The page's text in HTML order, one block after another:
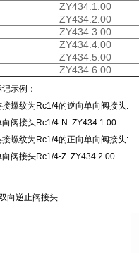
ZY434.1.00
ZY434.2.00
ZY434.3.00
ZY434.4.00
ZY434.5.00
ZY434.6.00
记示例：
接螺纹为Rc1/4的逆向单向阀接头:
向阀接头Rc1/4-N ZY434.1.00
接螺纹为Rc1/4的正向单向阀接头:
向阀接头Rc1/4-Z ZY434.2.00
向逆止阀接头